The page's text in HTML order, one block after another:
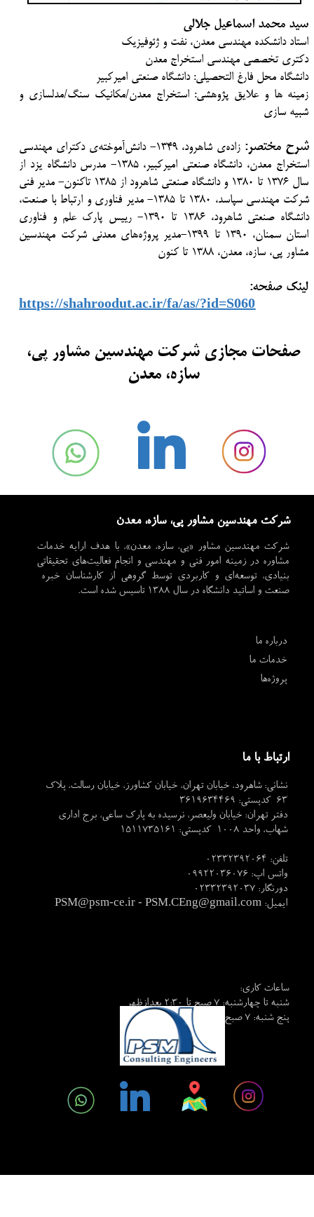
سید محمد اسماعیل جلالی
استاد دانشکده مهندسی معدن، نفت و ژئوفیزیک
دکتری تخصصی مهندسی استخراج معدن
دانشگاه محل فارغ التحصیلی: دانشگاه صنعتی امیرکبیر
زمینه ها و علایق پژوهشی: استخراج معدن/مکانیک سنگ/مدلسازی و
شبیه سازی
شرح مختصر:
زاده‌ی شاهرود، 1349- دانش‌آموخته‌ی دکترا‌ی مهندسی
استخراج معدن، دانشگاه صنعتی امیر‌کبیر، 1385- مدرس دانشگاه یزد از
سال 1376 تا 1380 و دانشگاه صنعتی شاهرود از 1385 تاکنون- مدیر فنی
شرکت مهندسی سپاسد، 1380 تا 1385- مدیر فناوری و ارتباط با صنعت،
دانشگاه صنعتی شاهرود، 1386 تا 1390- رییس پارک علم و فناوری
استان سمنان، 1390 تا 1399-مدیر پروژه‌های معدنی شرکت مهندسین
مشاور پی، سازه، معدن، 1388 تا کنون
لینک صفحه:
https://shahroodut.ac.ir/fa/as/?id=S060
صفحات مجازی شرکت مهندسین مشاور پی،
سازه، معدن
شرکت مهندسین مشاور «پی، سازه، معدن»، با هدف ارایه‌ خدمات
مشاوره در زمینه­ امور فنی و مهندسی و انجام فعالیت‌های تحقیقاتی
صنعت و اساتید دانشگاه در سال 1388 تاسیس شده است.
درباره ما
خدمات ما
پروژه‌ها
شرکت مهندسین مشاور پی، سازه، معدن
​​​​​ساعات کاری:
شنبه تا چهارشنبه: 7 صبح تا 2:30 بعدازظهر
پنج شنبه: 7 صبح تا 1:30 بعدازظهر
ارتباط با ما
نشانی: شاهرود، خیابان تهران، خیابان کشاورز، خیابان رسالت، پلاک
63 کدپستی: 3619634469
دفتر تهران: خیابان ولیعصر، نرسیده به پارک ساعی، برج اداری
شهاب، واحد 1008 کدپستی: 1511735161
تلفن: 02332392064
واتس اپ: 09922036076
دورنگار: 02332392037
ایمیل: PSM@psm-ce.ir - PSM.CEng@gmail.com